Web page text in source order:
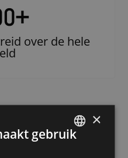
+
over de hele
×
gebruik